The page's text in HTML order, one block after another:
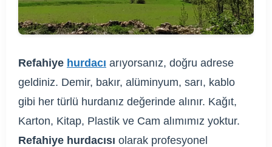
Refahiye hurdacı arıyorsanız, doğru adrese
geldiniz. Demir, bakır, alüminyum, sarı, kablo
gibi her türlü hurdanız değerinde alınır. Kağıt,
Karton, Kitap, Plastik ve Cam alımımız yoktur.
Refahiye hurdacısı olarak profesyonel